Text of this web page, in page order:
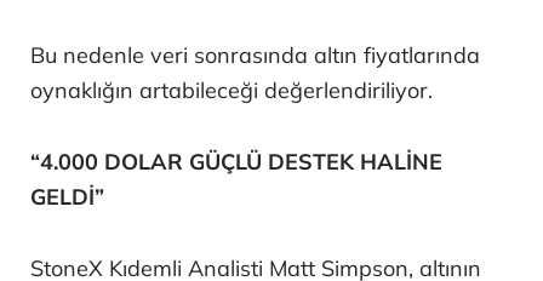
Bu nedenle veri sonrasında altın fiyatlarında
oynaklığın artabileceği değerlendiriliyor.
“4.000 DOLAR GÜÇLÜ DESTEK HALİNE
GELDİ”
StoneX Kıdemli Analisti Matt Simpson, altının